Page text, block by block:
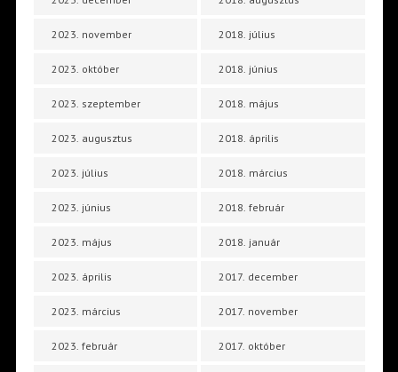
2023. november
2023. október
2023. szeptember
2023. augusztus
2023. július
2023. június
2023. május
2023. április
2023. március
2023. február
2018. július
2018. június
2018. május
2018. április
2018. március
2018. február
2018. január
2017. december
2017. november
2017. október